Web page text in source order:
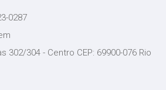
0287
302/304 - Centro CEP: 69900-076 Rio